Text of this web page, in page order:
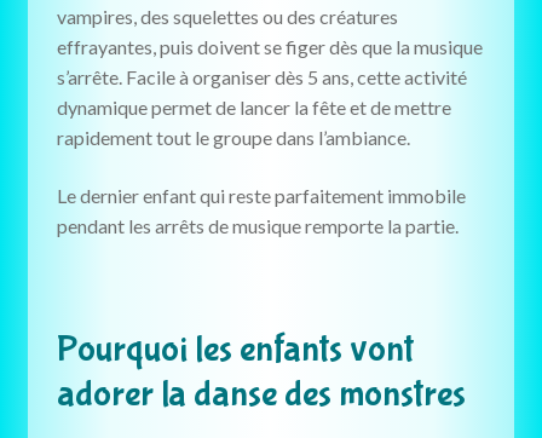
Mini-kits
Jeux gratuits
vampires, des squelettes ou des créatures
effrayantes, puis doivent se figer dès que la musique
s’arrête. Facile à organiser dès 5 ans, cette activité
dynamique permet de lancer la fête et de mettre
rapidement tout le groupe dans l’ambiance.
Le dernier enfant qui reste parfaitement immobile
pendant les arrêts de musique remporte la partie.
Pourquoi les enfants vont
adorer la danse des monstres